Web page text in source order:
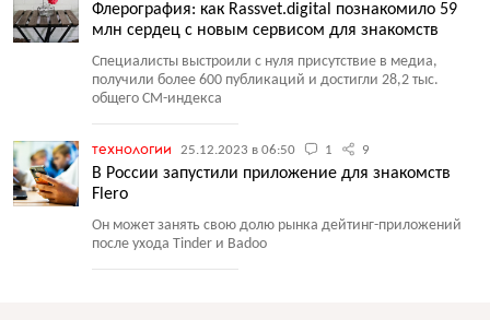
Флерография: как Rassvet.digital познакомило 59
млн сердец с новым сервисом для знакомств
Специалисты выстроили с нуля присутствие в медиа,
получили более 600 публикаций и достигли 28,2 тыс.
общего СМ-индекса
технологии 25.12.2023 в 06:50 1 9
В России запустили приложение для знакомств
Flero
Он может занять свою долю рынка дейтинг-приложений
после ухода Tinder и Badoo